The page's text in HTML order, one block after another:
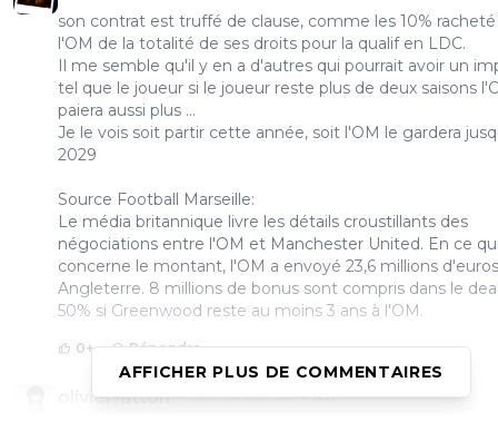
son contrat est truffé de clause, comme les 10%
l'OM de la totalité de ses droits pour la qualif en LDC.
Il me semble qu'il y en a d'autres qui pourrait avoir un
tel que le joueur si le joueur reste plus de deux saisons
paiera aussi plus ...
Je le vois soit partir cette année, soit l'OM le gardera
2029
Source Football Marseille:
Le média britannique livre les détails croustillants des
négociations entre l'OM et Manchester United. En ce
concerne le montant, l'OM a envoyé 23,6 millions
Angleterre. 8 millions de bonus sont compris dans le
50% si Greenwood reste au moins 3 ans à l'OM.
0+ Répondre
olivier-atton 29 octobre 2025 à 14:54 +2449
AFFICHER PLUS DE COMMENTAIRES